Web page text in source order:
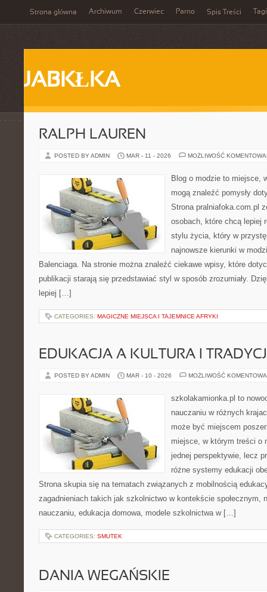
Strona główna Archiwum Czerwiec Parno Spis Treści Tagi
JABKŁKA
RALPH LAUREN
POSTED BY ADMIN MAR - 11 - 2026 MOŻLIWOŚĆ
Blog o modzie to miejsce,
mogą znaleźć pomysły
Strona pralniafoka.com.pl
osobach, które chcą lepiej
stylu życia, który w
najnowsze kierunki w
Balenciaga. Na stronie można znaleźć ciekawe wpisy, które
publikacji starają się przedstawiać styl w sposób zrozumiały.
lepiej […]
CATEGORIES: MAGICZNE MIEJSCA I TAJEMNICE AFRYKI
EDUKACJA A KULTURA I
POSTED BY ADMIN MAR - 10 - 2026 MOŻLIWOŚĆ
szkolakamionka.pl to
nauczaniu w różnych
może być miejscem
miejsce, w którym treści o
jednej perspektywie, lecz
różne systemy edukacji
Strona skupia się na tematach związanych z mobilnością
zagadnieniach takich jak szkolnictwo w kontekście społecznym,
nauczaniu, edukacja domowa, modele szkolnictwa w […]
CATEGORIES: SMUTEK
DANIA WEGAŃSKIE